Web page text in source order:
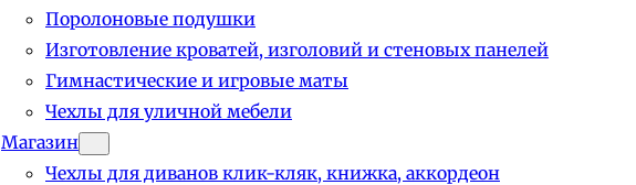
Поролоновые подушки
Изготовление кроватей, изголовий и стеновых панелей
Гимнастические и игровые маты
Чехлы для уличной мебели
Магазин
Чехлы для диванов клик-кляк, книжка, аккордеон